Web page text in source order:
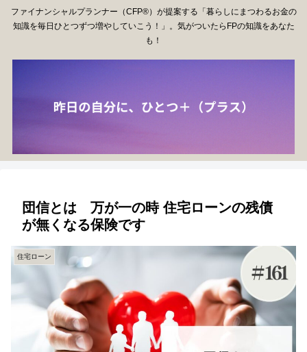
ファイナンシャルプランナー（CFP®）が提案する「暮らしにまつわるお金の
知識を毎日ひとつずつ増やしていこう！」。気がついたらFPの知識をあなた
も！
団信とは 万が一の時 住宅ローンの残債
が無くなる保険です
住宅ローン